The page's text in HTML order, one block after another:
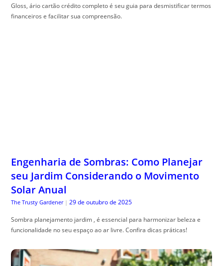
Gloss, ário cartão crédito completo é seu guia para desmistificar termos
financeiros e facilitar sua compreensão.
Engenharia de Sombras: Como Planejar
seu Jardim Considerando o Movimento
Solar Anual
The Trusty Gardener | 29 de outubro de 2025
Sombra planejamento jardim , é essencial para harmonizar beleza e
funcionalidade no seu espaço ao ar livre. Confira dicas práticas!